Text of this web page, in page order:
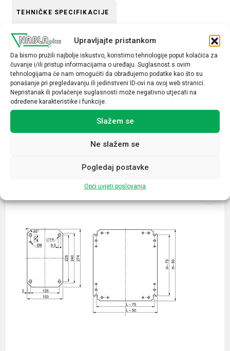
Upravljajte pristankom
Da bismo pružili najbolje iskustvo, koristimo tehnologije poput kolačića za
čuvanje i/ili pristup informacijama o uređaju. Suglasnost s ovim
tehnologijama će nam omogućiti da obrađujemo podatke kao što su
ponašanje pri pregledavanju ili jedinstveni ID-ovi na ovoj web stranici.
Nepristanak ili povlačenje suglasnosti može negativno utjecati na
određene karakteristike i funkcije.
Slažem se
Ne slažem se
Pogledaj postavke
Opći uvjeti poslovanja
TEHNIČKE SPECIFIKACIJE
Boja
crna
Tip opreme
glava preklopke